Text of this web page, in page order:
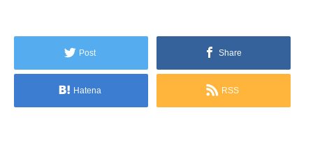
Post Share
Hatena RSS